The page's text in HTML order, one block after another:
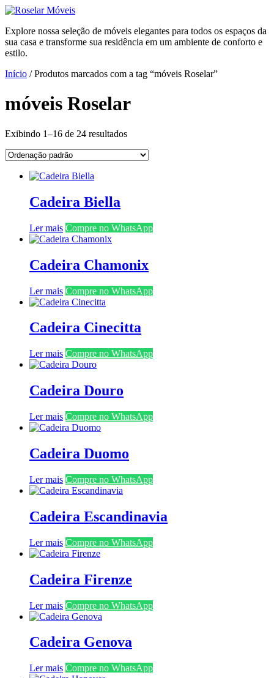
Ir
o
conteúdo
Explore nossa seleção de móveis elegantes para todos os espaços da
sua casa e transforme sua residência em um ambiente de conforto e
estilo.
Início / Produtos marcados com a tag “móveis Roselar”
móveis Roselar
Exibindo 1–16 de 24 resultados
Cadeira Biella
Ler mais Compre no WhatsApp
Cadeira Chamonix
Ler mais Compre no WhatsApp
Cadeira Cinecitta
Ler mais Compre no WhatsApp
Cadeira Douro
Ler mais Compre no WhatsApp
Cadeira Duomo
Ler mais Compre no WhatsApp
Cadeira Escandinavia
Ler mais Compre no WhatsApp
Cadeira Firenze
Ler mais Compre no WhatsApp
Cadeira Genova
Ler mais Compre no WhatsApp